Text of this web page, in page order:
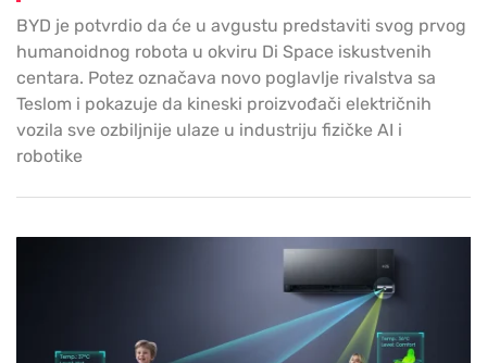
BYD je potvrdio da će u avgustu predstaviti svog prvog
humanoidnog robota u okviru Di Space iskustvenih
centara. Potez označava novo poglavlje rivalstva sa
Teslom i pokazuje da kineski proizvođači električnih
vozila sve ozbiljnije ulaze u industriju fizičke AI i
robotike